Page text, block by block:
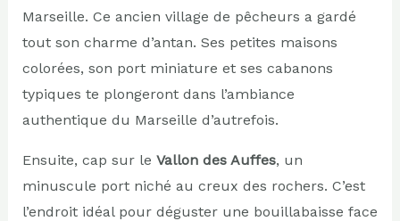
Marseille. Ce ancien village de pêcheurs a gardé
tout son charme d’antan. Ses petites maisons
colorées, son port miniature et ses cabanons
typiques te plongeront dans l’ambiance
authentique du Marseille d’autrefois.
Ensuite, cap sur le Vallon des Auffes, un
minuscule port niché au creux des rochers. C’est
l’endroit idéal pour déguster une bouillabaisse face